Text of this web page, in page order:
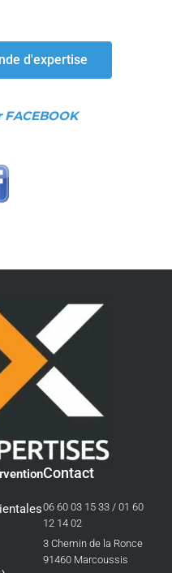
d'expertise
Contact
06 60 03 15 33 / 01 60
12 14 02
3 Chemin de la Ronce
91460 Marcoussis